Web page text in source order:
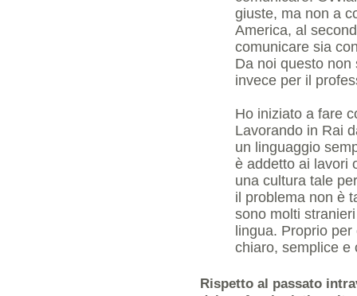
giuste, ma non a
America, al
comunicare sia
Da noi questo
invece per il
Ho iniziato a fare
Lavorando in Rai
un linguaggio
è addetto ai lavori
una cultura tale
il problema non è
sono molti
lingua. Proprio
chiaro, semplice e
Rispetto al passato